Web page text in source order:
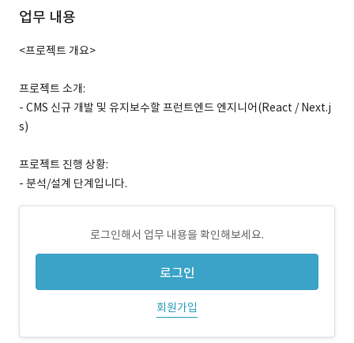
업무 내용
<프로젝트 개요>
프로젝트 소개:
- CMS 신규 개발 및 유지보수할 프런트엔드 엔지니어(React / Next.j
s)
프로젝트 진행 상황:
- 분석/설계 단계입니다.
로그인해서 업무 내용을 확인해보세요.
로그인
회원가입